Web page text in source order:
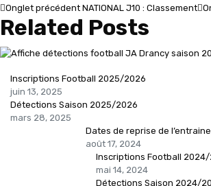
Navigation
de
commentaire
Onglet précédent Onglet
précédent
NATIONAL J10 : Classement
Related Posts
Inscriptions Football 2025/2026
juin 13, 2025
Détections Saison 2025/2026
mars 28, 2025
Dates de reprise de
août 17, 2024
Inscriptions Football
mai 14, 2024
Détections Saison 2024/